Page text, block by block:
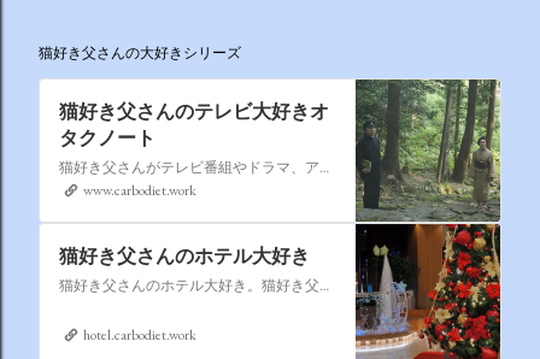
猫好き父さんの大好きシリーズ
猫好き父さんのテレビ大好きオ
タクノート
猫好き父さんがテレビ番組やドラマ、アニメ、特撮ヒーロー,そしてダイエットについて書いたブログです。
www.carbodiet.work
猫好き父さんのホテル大好き
猫好き父さんのホテル大好き。猫好き父さんが宿泊したホテルの情報を徒然なるままに書いていきます。
hotel.carbodiet.work